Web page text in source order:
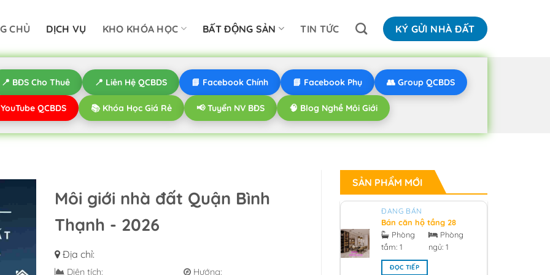
CHỦ DỊCH VỤ KHO KHÓA HỌC BẤT ĐỘNG SẢN TIN TỨC KÝ GỬI NHÀ ĐẤT
📍 BĐS Cho Thuê 📍 Liên Hệ QCBDS 📘 Facebook Chính 📘 Facebook Phụ 👥 Group QCBDS
QCBDS 📚 Khóa Học Giá Rẻ 📢 Tuyển NV BĐS 🧠 Blog Nghề Môi Giới
SẢN PHẨM MỚI
ĐANG BÁN
Bán căn hộ tầng 28
hướng bắc V1 sunrise
city South Tower
0918955959 - 2026
Phòng
tắm:1
Phòng
ngủ: 1
ĐỌC TIẾP
Môi giới nhà đất Quận Bình
Thạnh - 2026
Địa chỉ:
Diện tích:
Hướng: